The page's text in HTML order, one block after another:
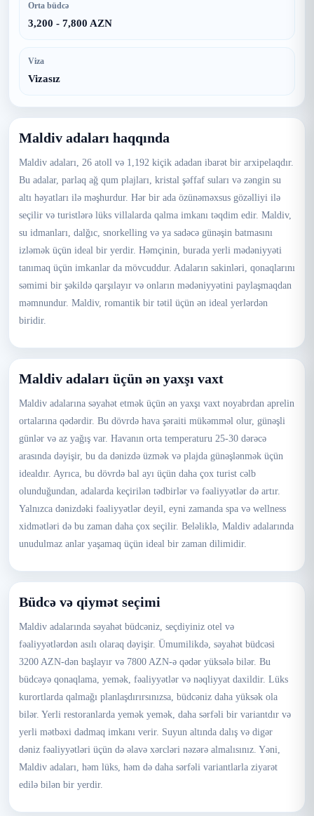
Orta büdcə
3,200 - 7,800 AZN
Viza
Vizasız
Maldiv adaları haqqında
Maldiv adaları, 26 atoll və 1,192 kiçik adadan ibarət bir arxipelaqdır.
Bu adalar, parlaq ağ qum plajları, kristal şəffaf suları və zəngin su
altı həyatları ilə məşhurdur. Hər bir ada özünəməxsus gözəlliyi ilə
seçilir və turistlərə lüks villalarda qalma imkanı təqdim edir. Maldiv,
su idmanları, dalğıc, snorkelling və ya sadəcə günəşin batmasını
izləmək üçün ideal bir yerdir. Həmçinin, burada yerli mədəniyyəti
tanımaq üçün imkanlar da mövcuddur. Adaların sakinləri, qonaqlarını
səmimi bir şəkildə qarşılayır və onların mədəniyyətini paylaşmaqdan
məmnundur. Maldiv, romantik bir tətil üçün ən ideal yerlərdən
biridir.
Maldiv adaları üçün ən yaxşı vaxt
Maldiv adalarına səyahət etmək üçün ən yaxşı vaxt noyabrdan aprelin
ortalarına qədərdir. Bu dövrdə hava şəraiti mükəmməl olur, günəşli
günlər və az yağış var. Havanın orta temperaturu 25-30 dərəcə
arasında dəyişir, bu da dənizdə üzmək və plajda günəşlənmək üçün
idealdır. Ayrıca, bu dövrdə bal ayı üçün daha çox turist cəlb
olunduğundan, adalarda keçirilən tədbirlər və fəaliyyətlər də artır.
Yalnızca dənizdəki fəaliyyətlər deyil, eyni zamanda spa və wellness
xidmətləri də bu zaman daha çox seçilir. Beləliklə, Maldiv adalarında
unudulmaz anlar yaşamaq üçün ideal bir zaman dilimidir.
Büdcə və qiymət seçimi
Maldiv adalarında səyahət büdcəniz, seçdiyiniz otel və
fəaliyyətlərdən asılı olaraq dəyişir. Ümumilikdə, səyahət büdcəsi
3200 AZN-dən başlayır və 7800 AZN-ə qədər yüksələ bilər. Bu
büdcəyə qonaqlama, yemək, fəaliyyətlər və nəqliyyat daxildir. Lüks
kurortlarda qalmağı planlaşdırırsınızsa, büdcəniz daha yüksək ola
bilər. Yerli restoranlarda yemək yemək, daha sərfəli bir variantdır və
yerli mətbəxi dadmaq imkanı verir. Suyun altında dalış və digər
dəniz fəaliyyətləri üçün də əlavə xərcləri nəzərə almalısınız. Yəni,
Maldiv adaları, həm lüks, həm də daha sərfəli variantlarla ziyarət
edilə bilən bir yerdir.